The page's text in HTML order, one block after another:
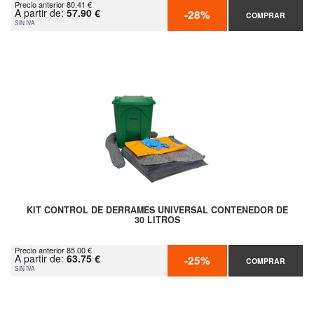
Precio anterior 80.41 €
A partir de: 57.90 €
SIN IVA -28% COMPRAR
KIT CONTROL DE DERRAMES UNIVERSAL CONTENEDOR DE
30 LITROS
Precio anterior 85.00 €
A partir de: 63.75 €
SIN IVA -25% COMPRAR